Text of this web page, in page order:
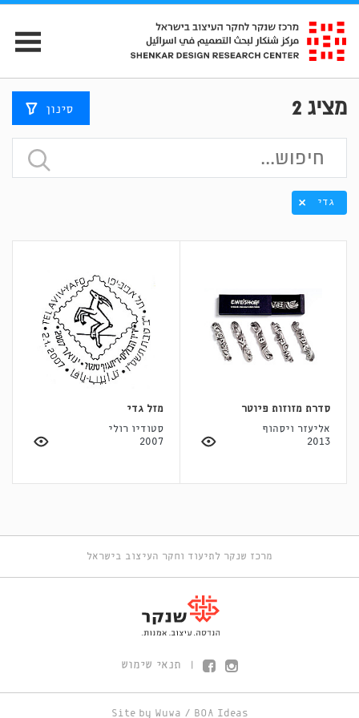
מציג 2 סינון
גדי
סדרת מזוזות פיוטר
אליעזר ויסהוף
2013
מזל גדי
סטודיו רולי
2007
מרכז שנקר לתיעוד וחקר העיצוב בישראל
תנאי שימוש
Site by Wuwa / BOA Ideas